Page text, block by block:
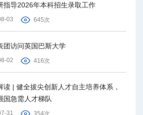
指导2026年本科招生录取工作
03 645次
团访问英国巴斯大学
02 416次
读 | 健全拔尖创新人才自主培养体系，
国急需人才梯队
31 354次